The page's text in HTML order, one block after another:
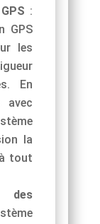
:
GPS
les
En
avec
la
tout
des